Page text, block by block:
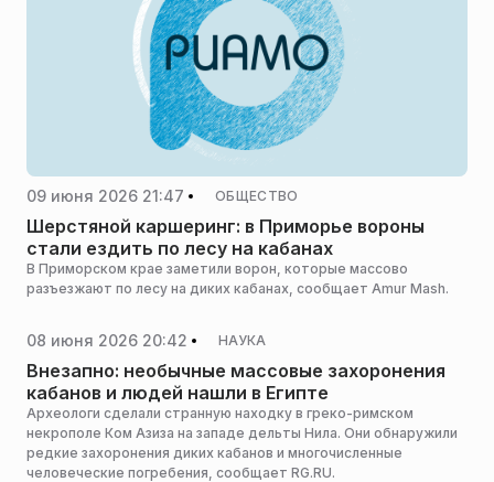
09 июня 2026 21:47 ОБЩЕСТВО
Шерстяной каршеринг: в Приморье вороны
стали ездить по лесу на кабанах
В Приморском крае заметили ворон, которые массово
разъезжают по лесу на диких кабанах, сообщает Amur Mash.
08 июня 2026 20:42 НАУКА
Внезапно: необычные массовые захоронения
кабанов и людей нашли в Египте
Археологи сделали странную находку в греко-римском
некрополе Ком Азиза на западе дельты Нила. Они обнаружили
редкие захоронения диких кабанов и многочисленные
человеческие погребения, сообщает RG.RU.